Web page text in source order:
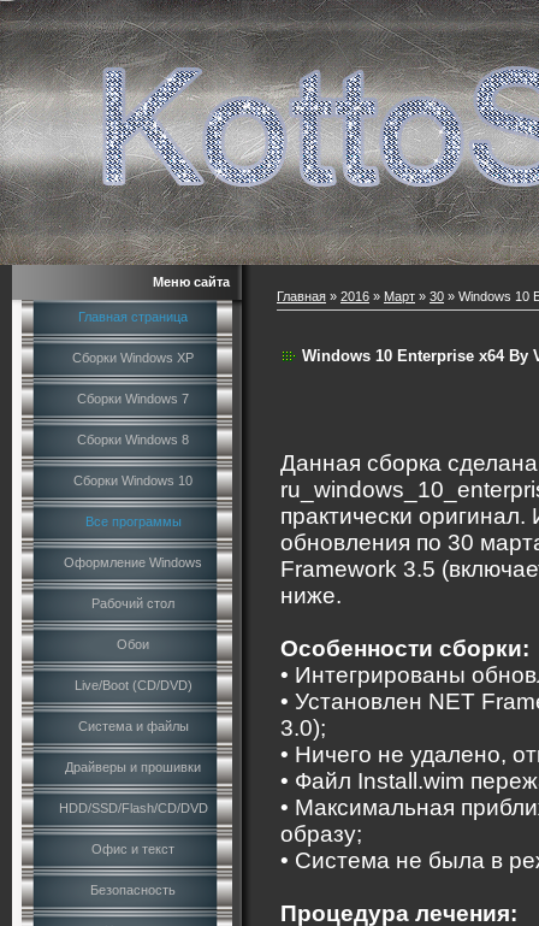
Меню сайта
Главная страница
Сборки Windows XP
Сборки Windows 7
Сборки Windows 8
Сборки Windows 10
Все программы
Оформление Windows
Рабочий стол
Обои
Live/Boot (CD/DVD)
Система и файлы
Драйверы и прошивки
HDD/SSD/Flash/CD/DVD
Офис и текст
Безопасность
Главная » 2016 » Март » 30 » Windows 10
Windows 10 Enterprise x64 By
Данная сборка
практически
обновления по 30
Framework 3.5
ниже.
Особенности сборки:
• Интегрированы
• Установлен NET
3.0);
• Ничего не удалено,
• Файл Install.wim
• Максимальная
образу;
• Система не была в
Процедура лечения: